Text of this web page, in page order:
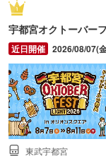
宇都宮オクトーバー
2026/08/07(
東武宇都宮